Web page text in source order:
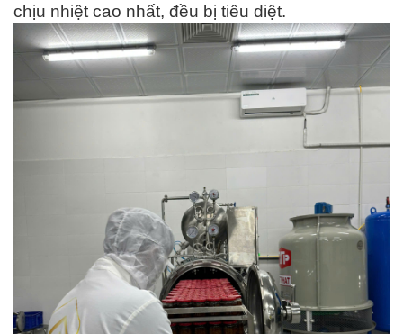
chịu nhiệt cao nhất, đều bị tiêu diệt.